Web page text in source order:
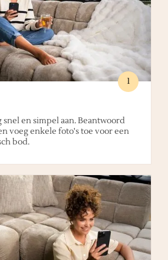
1
en simpel aan. Beantwoord
voeg enkele foto's toe voor een
bod.